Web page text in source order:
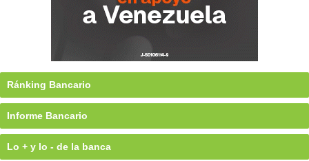
Ránking Bancario
Informe Bancario
Lo + y lo - de la banca